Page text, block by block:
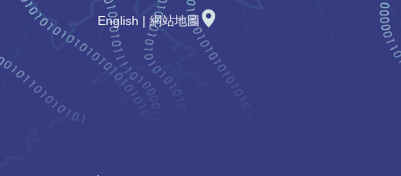
English | 網站地圖